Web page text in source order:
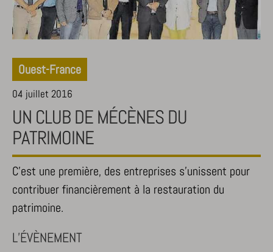
Ouest-France
04 juillet 2016
UN CLUB DE MÉCÈNES DU
PATRIMOINE
C’est une première, des entreprises s’unissent pour
contribuer financièrement à la restauration du
patrimoine.
L’ÉVÈNEMENT